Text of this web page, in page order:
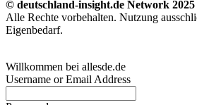
© deutschland-insight.de Network 2025
Alle Rechte vorbehalten. Nutzung
Eigenbedarf.
Willkommen bei allesde.de
Username or Email Address